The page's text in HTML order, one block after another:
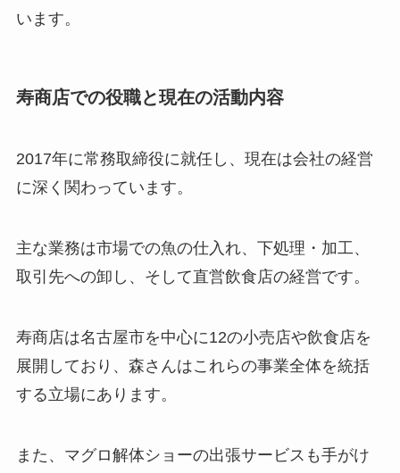
います。
寿商店での役職と現在の活動内容
2017年に常務取締役に就任し、現在は会社の経営
に深く関わっています。
主な業務は市場での魚の仕入れ、下処理・加工、
取引先への卸し、そして直営飲食店の経営です。
寿商店は名古屋市を中心に12の小売店や飲食店を
展開しており、森さんはこれらの事業全体を統括
する立場にあります。
また、マグロ解体ショーの出張サービスも手がけ